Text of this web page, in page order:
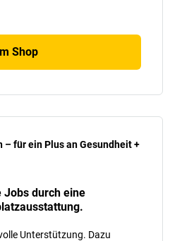
Shop
– für ein Plus an Gesundheit +
durch eine
Unterstützung. Dazu